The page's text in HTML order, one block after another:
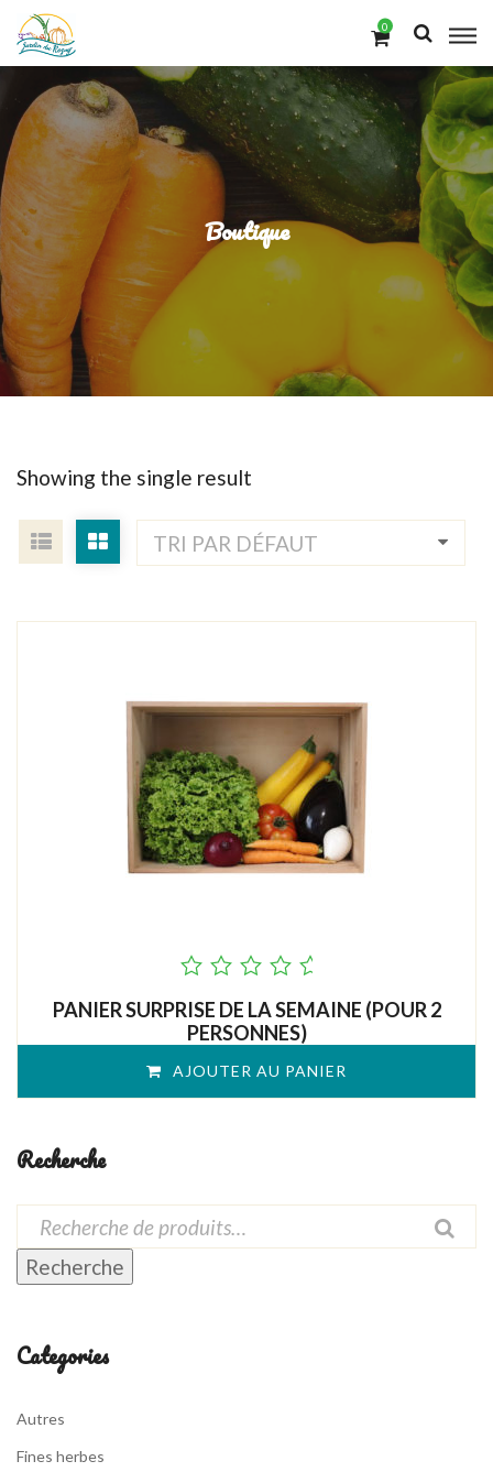
0
Boutique
Showing the single result
of
5
PANIER SURPRISE DE LA SEMAINE (POUR 2
PERSONNES)
AJOUTER AU PANIER
Recherche
Recherche
Categories
Autres
Fines herbes